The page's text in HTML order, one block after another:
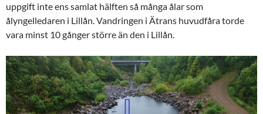
uppgift inte ens samlat hälften så många ålar som
ålyngelledaren i Lillån. Vandringen i Ätrans huvudfåra torde
vara minst 10 gånger större än den i Lillån.